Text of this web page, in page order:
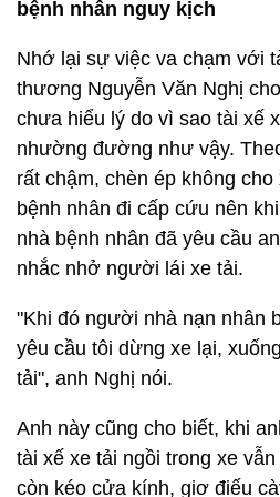
bệnh nhân nguy kịch
Nhớ lại sự việc va chạm với
thương Nguyễn Văn Nghị
chưa hiểu lý do vì sao tài xế
nhường đường như vậy.
rất chậm, chèn ép không
bệnh nhân đi cấp cứu nên
nhà bệnh nhân đã yêu cầu
nhắc nhở người lái xe tải.
"Khi đó người nhà nạn nhân
yêu cầu tôi dừng xe lại,
tải", anh Nghị nói.
Anh này cũng cho biết, khi
tài xế xe tải ngồi trong xe
còn kéo cửa kính, giơ điếu